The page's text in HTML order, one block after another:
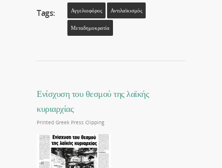
Tags: Αγγελιοφόρος Αντιλαϊκισμός
Μεταδημοκρατία
Ενίσχυση του θεσμού της λαϊκής
κυριαρχίας
Printed Greek Press Clipping